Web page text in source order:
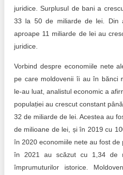
juridice. Surplusul de bani a
33 la 50 de miliarde de lei. Din
aproape 11 miliarde de lei au
juridice.
Vorbind despre economiile nete
pe care moldovenii îi au în bănci
le-au luat, analistul economic a
populației au crescut constant
32 de miliarde de lei. Acestea au
de milioane de lei, și în 2019 cu
în 2020 economiile nete au fost de
în 2021 au scăzut cu 1,34 de
împrumuturilor istorice.